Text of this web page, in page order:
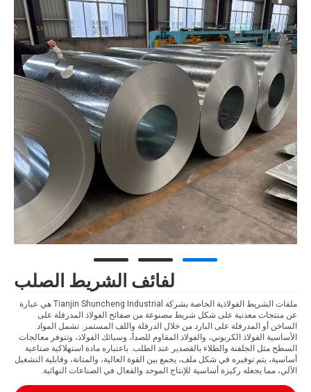
لفائف الشريط الصلب
ملفات الشريط الفولاذية الخاصة بشركة Tianjin Shuncheng Industrial هي عبارة
عن منتجات معدنية على شكل شريط مصنوعة من صفائح الفولاذ المدرفلة على
الساخن أو المدرفلة على البارد من خلال الدرفلة واللف المستمر. تشمل المواد
الأساسية الفولاذ الكربوني، والفولاذ المقاوم للصدأ، وسبائك الفولاذ، وتتوفر معالجات
السطح مثل الجلفنة والطلاء بالقصدير عند الطلب. باعتباره مادة استهلاكية صناعية
أساسية، يتم توفيره في شكل ملف، يجمع بين القوة العالية، والمتانة، وقابلية التشغيل
الآلي، مما يجعله ركيزة أساسية للإنتاج الموحد والفعال في الصناعات النهائية.